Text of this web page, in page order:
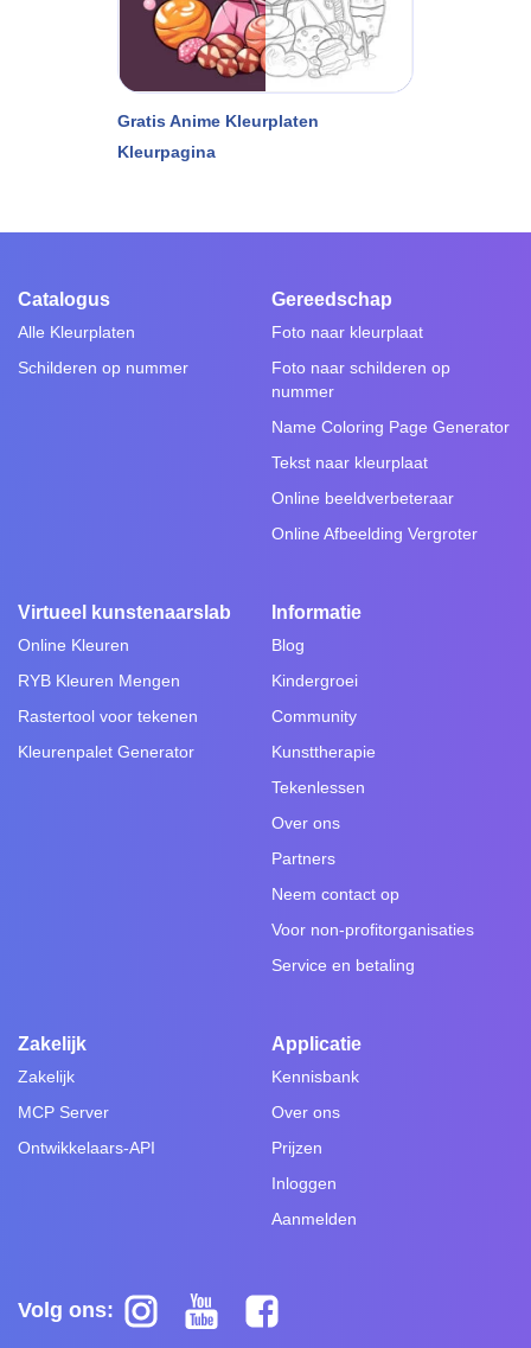
Gratis Anime Kleurplaten
Kleurpagina
Catalogus
Alle Kleurplaten
Schilderen op nummer
Gereedschap
Foto naar kleurplaat
Foto naar schilderen op
nummer
Name Coloring Page Generator
Tekst naar kleurplaat
Online beeldverbeteraar
Online Afbeelding Vergroter
Virtueel kunstenaarslab
Online Kleuren
RYB Kleuren Mengen
Rastertool voor tekenen
Kleurenpalet Generator
Informatie
Blog
Kindergroei
Community
Kunsttherapie
Tekenlessen
Over ons
Partners
Neem contact op
Voor non-profitorganisaties
Service en betaling
Zakelijk
Zakelijk
MCP Server
Ontwikkelaars-API
Applicatie
Kennisbank
Over ons
Prijzen
Inloggen
Aanmelden
Volg ons: